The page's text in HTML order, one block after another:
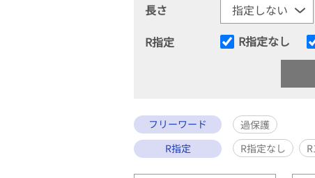
長さ
R指定
R指定なし
フリーワード
過保護
R指定
R指定なし